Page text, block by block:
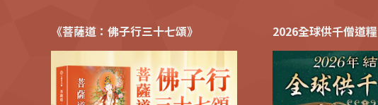
《菩薩道：佛子行三十七頌》 2026全球供千僧道糧